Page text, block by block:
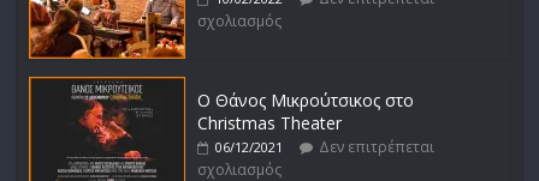
σχολιασμός
Ο Θάνος Μικρούτσικος στο
Christmas Theater
06/12/2021
Δεν επιτρέπεται
σχολιασμός